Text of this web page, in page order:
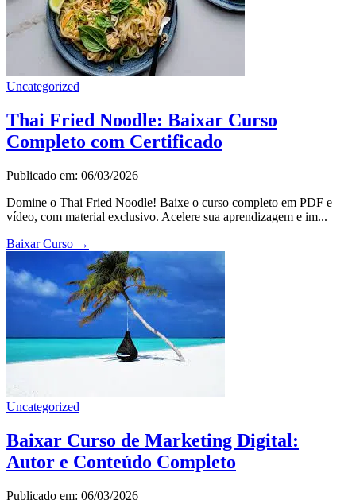
Uncategorized
Thai Fried Noodle: Baixar Curso
Completo com Certificado
Publicado em: 06/03/2026
Domine o Thai Fried Noodle! Baixe o curso completo em PDF e
vídeo, com material exclusivo. Acelere sua aprendizagem e im...
Baixar Curso →
Uncategorized
Baixar Curso de Marketing Digital:
Autor e Conteúdo Completo
Publicado em: 06/03/2026